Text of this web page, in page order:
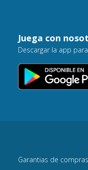
Juega con
Descargar la app
Garantias de compras